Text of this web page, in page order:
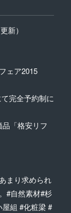
新）
ェア2015
完全予約制に
「格安リフ
まり求められ
#自然素材#杉
組 #化粧梁 #